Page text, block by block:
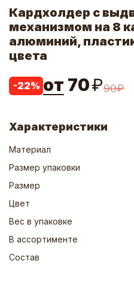
Кардхолдер с
механизмом на 8
алюминий,
цвета
-22% от 70₽90₽
Характеристики
Материал
Размер упаковки
Размер
Цвет
Вес в упаковке
В ассортименте
Состав